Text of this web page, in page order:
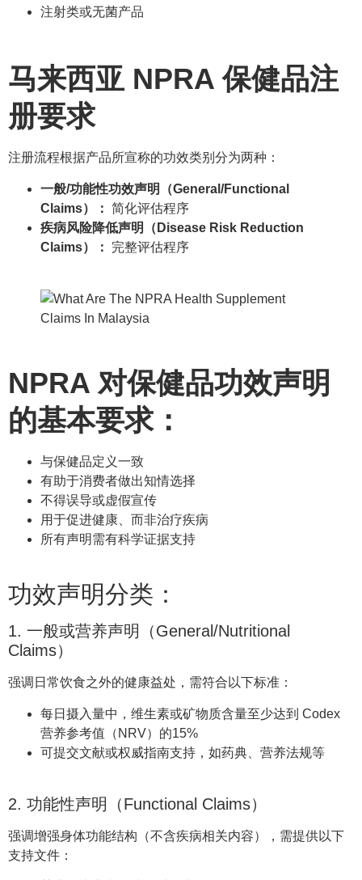
注射类或无菌产品
马来西亚 NPRA 保健品注
册要求
注册流程根据产品所宣称的功效类别分为两种：
一般/功能性功效声明（General/Functional
Claims）： 简化评估程序
疾病风险降低声明（Disease Risk Reduction
Claims）：
完整评估程序
NPRA 对保健品功效声明
的基本要求：
与保健品定义一致
有助于消费者做出知情选择
不得误导或虚假宣传
用于促进健康、而非治疗疾病
所有声明需有科学证据支持
功效声明分类：
1. 一般或营养声明（General/Nutritional
Claims）
强调日常饮食之外的健康益处，需符合以下标准：
每日摄入量中，维生素或矿物质含量至少达到 Codex
营养参考值（NRV）的15%
可提交文献或权威指南支持，如药典、营养法规等
2. 功能性声明（Functional Claims）
强调增强身体功能结构（不含疾病相关内容），需提供以下
支持文件：